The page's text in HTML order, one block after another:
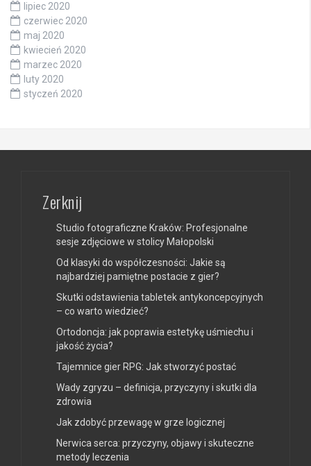
lipiec 2020
czerwiec 2020
maj 2020
kwiecień 2020
marzec 2020
luty 2020
styczeń 2020
Zerknij
Studio fotograficzne Kraków: Profesjonalne
sesje zdjęciowe w stolicy Małopolski
Od klasyki do współczesności: Jakie są
najbardziej pamiętne postacie z gier?
Skutki odstawienia tabletek antykoncepcyjnych
– co warto wiedzieć?
Ortodoncja: jak poprawia estetykę uśmiechu i
jakość życia?
Tajemnice gier RPG: Jak stworzyć postać
Wady zgryzu – definicja, przyczyny i skutki dla
zdrowia
Jak zdobyć przewagę w grze logicznej
Nerwica serca: przyczyny, objawy i skuteczne
metody leczenia